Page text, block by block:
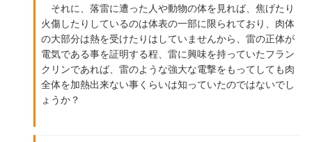
それに、落雷に遭った人や動物の体を見れば、焦げたり
火傷したりしているのは体表の一部に限られており、肉体
の大部分は熱を受けたりはしていませんから、雷の正体が
電気である事を証明する程、雷に興味を持っていたフラン
クリンであれば、雷のような強大な電撃をもってしても肉
全体を加熱出来ない事くらいは知っていたのではないでし
ょうか？